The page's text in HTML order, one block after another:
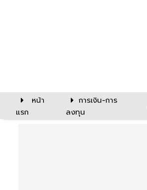
หน้า
แรก
การเงิน-การ
ลงทุน